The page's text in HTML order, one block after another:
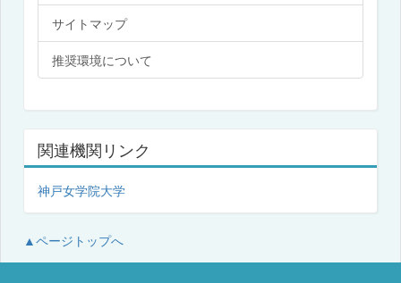
サイトマップ
推奨環境について
関連機関リンク
神戸女学院大学
▲ページトップへ